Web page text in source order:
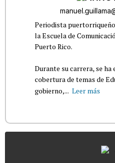
Periodista
la Escuela de
Puerto Rico.
Durante su carrera, se ha
cobertura de temas de
gobierno,... Leer más